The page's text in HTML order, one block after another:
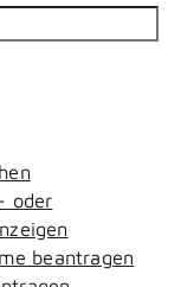
oder
beantragen